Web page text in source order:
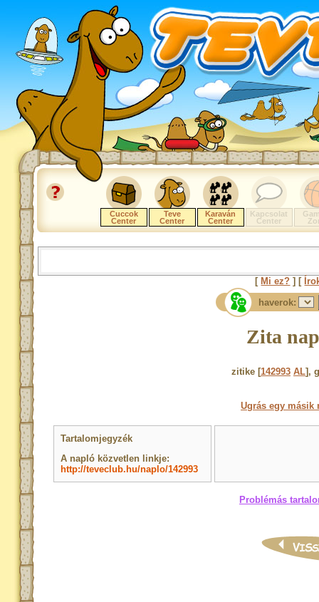
Cuccok
Center
Teve
Center
Karaván
Center
Kapcsolat
Center
[ Mi ez? ] [
haverok:
Zita
zitike [142993 AL],
Ugrás egy másik
Tartalomjegyzék
A napló közvetlen linkje:
http://teveclub.hu/naplo/142993
Problémás